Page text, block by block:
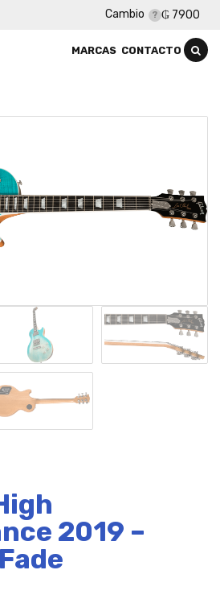
Cambio ₲ 7900
MARCAS CONTACTO
2019 –